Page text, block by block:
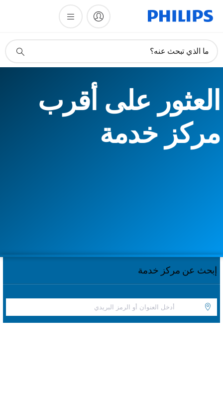
دعم
ما الذي تبحث عنه؟
العثور على أقرب
مركز خدمة
إبحث عن مركز خدمة